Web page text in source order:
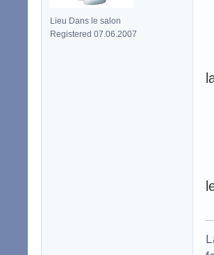
Lieu Dans le salon
Registered 07.06.2007